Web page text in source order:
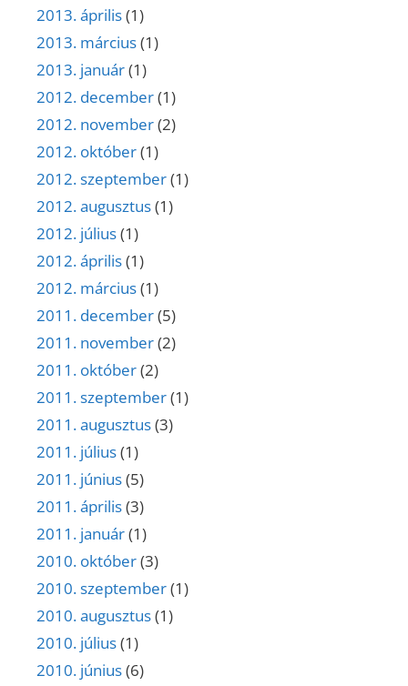
2013. április(1)
2013. március(1)
2013. január(1)
2012. december(1)
2012. november(2)
2012. október(1)
2012. szeptember(1)
2012. augusztus(1)
2012. július(1)
2012. április(1)
2012. március(1)
2011. december(5)
2011. november(2)
2011. október(2)
2011. szeptember(1)
2011. augusztus(3)
2011. július(1)
2011. június(5)
2011. április(3)
2011. január(1)
2010. október(3)
2010. szeptember(1)
2010. augusztus(1)
2010. július(1)
2010. június(6)